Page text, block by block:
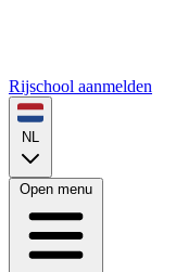
Rijschool aanmelden
NL
Open menu